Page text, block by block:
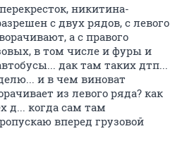
никитина-
с двух рядов, с левого
а с правого
в том числе и фуры и
дак там таких дтп...
и в чем виноват
из левого ряда? как
д... когда сам там
вперед грузовой